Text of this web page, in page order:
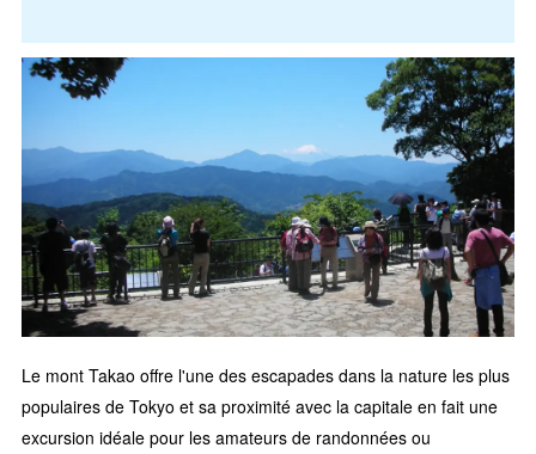
Le mont Takao offre l'une des escapades dans la nature les plus
populaires de Tokyo et sa proximité avec la capitale en fait une
excursion idéale pour les amateurs de randonnées ou